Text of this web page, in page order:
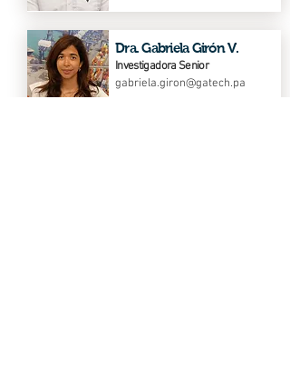
Dra. Gabriela Girón V.
Investigadora Senior
gabriela.giron@gatech.pa